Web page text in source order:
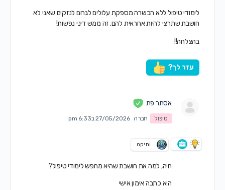
לימודי טיפול ללא הכשרה מספקת עלולים לגרום לנזקים שאני לא
חושבת שתרצי להיות אחראית להם. זה ממש דיני נפשות!
בהצלחה!!
עזר לך?
אסתר פת
טיפול חברה 27/05/2026 ב6:33 pm
ותיקה
חיה, למה את חושבת שהיא מחפש לימודי טיפול?
היא כתבה אימון אישי